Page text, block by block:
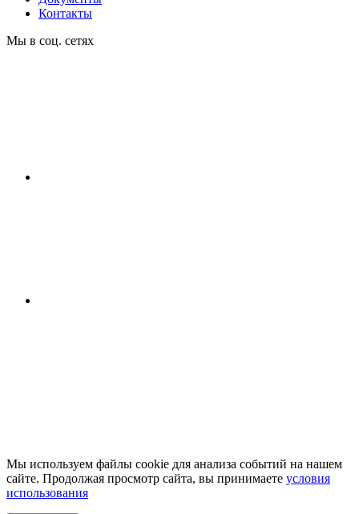
Контакты
Мы в соц. сетях
Мы используем файлы cookie для анализа событий на нашем
сайте. Продолжая просмотр сайта, вы принимаете условия
использования